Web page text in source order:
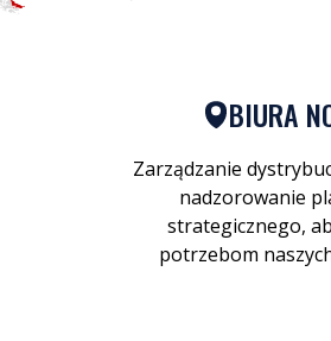
BIURA
Zarządzanie
nadzorowanie
strategicznego,
potrzebom